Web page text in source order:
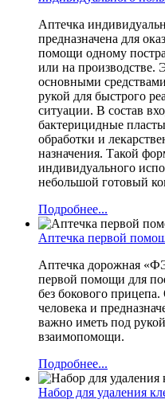
Аптечка
предназначена для
помощи одному
или на производстве.
основными
рукой для быстрого
ситуации. В состав
бактерицидные
обработки и
назначения. Такой
индивидуального
небольшой готовый
Подробнее...
Аптечка первой
Аптечка дорожная
первой помощи для
без бокового
человека и
важно иметь под
взаимопомощи.
Подробнее...
Набор для удаления